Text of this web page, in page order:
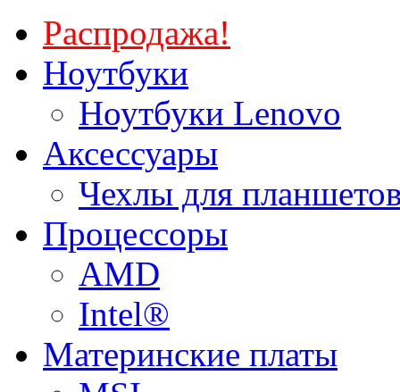
Распродажа!
Ноутбуки
Ноутбуки Lenovo
Аксессуары
Чехлы для
Процессоры
AMD
Intel®
Материнские платы